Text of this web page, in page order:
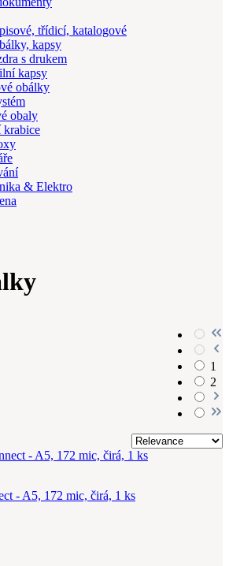
třídicí, katalogové
kapsy
s drukem
kapsy
obálky
obaly
krabice
& Elektro
1
2
- A5, 172 mic, čirá, 1 ks